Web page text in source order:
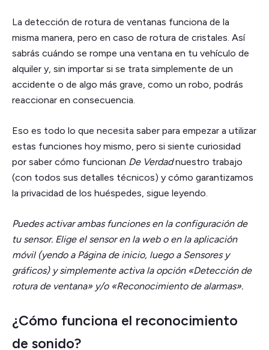
La detección de rotura de ventanas funciona de la
misma manera, pero en caso de rotura de cristales. Así
sabrás cuándo se rompe una ventana en tu vehículo de
alquiler y, sin importar si se trata simplemente de un
accidente o de algo más grave, como un robo, podrás
reaccionar en consecuencia.
Eso es todo lo que necesita saber para empezar a utilizar
estas funciones hoy mismo, pero si siente curiosidad
por saber cómo funcionan De Verdadnuestro trabajo
(con todos sus detalles técnicos) y cómo garantizamos
la privacidad de los huéspedes, sigue leyendo.
Puedes activar ambas funciones en la configuración de
tu sensor. Elige el sensor en la web o en la aplicación
móvil (yendo a Página de inicio, luego a Sensores y
gráficos) y simplemente activa la opción «Detección de
rotura de ventana» y/o «Reconocimiento de alarmas».
¿Cómo funciona el reconocimiento
de sonido?